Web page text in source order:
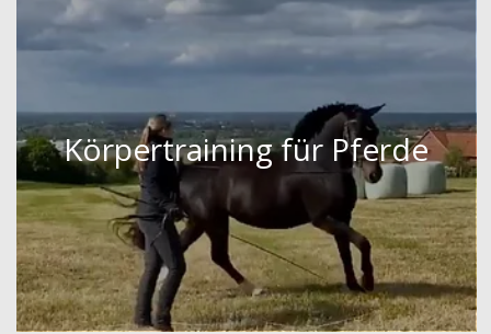
Körpertraining für Pferde